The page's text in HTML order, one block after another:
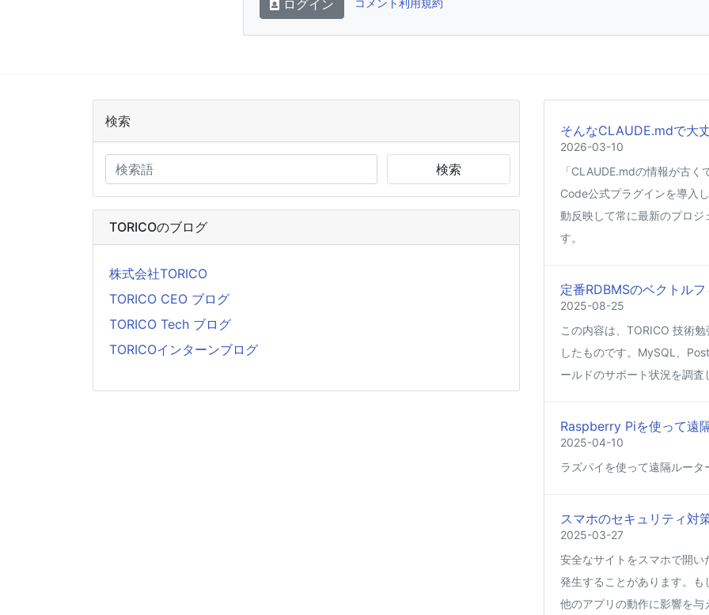
ログイン コメント利用規約
検索
検索
TORICOのブログ
株式会社TORICO
TORICO CEO ブログ
TORICO Tech ブログ
TORICOインターンブログ
そんなCLAUDE.mdで大
2026-03-10
「CLAUDE.mdの情報が古
Code公式プラグインを導入
動反映して常に最新のプロジ
す。
定番RDBMSのベクトル
2025-08-25
この内容は、TORICO 技術
したものです。MySQL、
ールドのサポート状況を調査
Raspberry Piを使って遠
2025-04-10
ラズパイを使って遠隔ルータ
スマホのセキュリティ対
2025-03-27
安全なサイトをスマホで開
発生することがあります。
他のアプリの動作に影響を与